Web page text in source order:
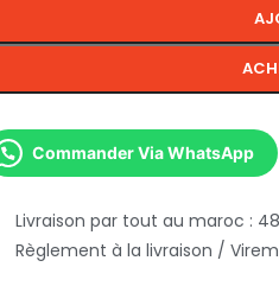
Commander Via WhatsApp
Livraison par tout au maroc :
Règlement à la livraison /